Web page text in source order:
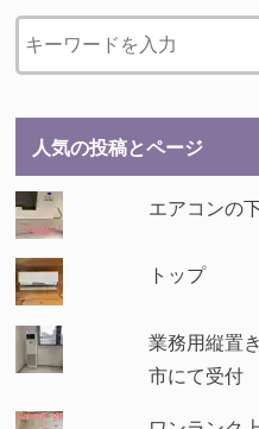
人気の投稿とページ
エアコンの
トップ
業務用縦置
市にて受付